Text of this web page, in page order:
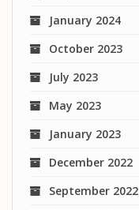
January 2024
October 2023
July 2023
May 2023
January 2023
December 2022
September 2022